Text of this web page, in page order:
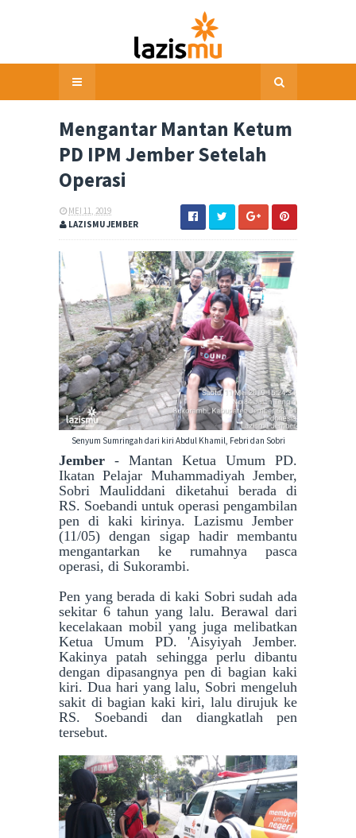
Mengantar Mantan Ketum
PD IPM Jember Setelah
Operasi
MEI 11, 2019
LAZISMU JEMBER
Senyum Sumringah dari kiri Abdul Khamil, Febri dan Sobri
Jember - Mantan Ketua Umum PD.
Ikatan Pelajar Muhammadiyah Jember,
Sobri Mauliddani diketahui berada di
RS. Soebandi untuk operasi pengambilan
pen di kaki kirinya. Lazismu Jember
(11/05) dengan sigap hadir membantu
mengantarkan ke rumahnya pasca
operasi, di Sukorambi.
Pen yang berada di kaki Sobri sudah ada
sekitar 6 tahun yang lalu. Berawal dari
kecelakaan mobil yang juga melibatkan
Ketua Umum PD. 'Aisyiyah Jember.
Kakinya patah sehingga perlu dibantu
dengan dipasangnya pen di bagian kaki
kiri. Dua hari yang lalu, Sobri mengeluh
sakit di bagian kaki kiri, lalu dirujuk ke
RS. Soebandi dan diangkatlah pen
tersebut.